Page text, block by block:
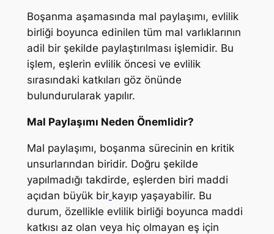
Boşanma aşamasında mal paylaşımı, evlilik
birliği boyunca edinilen tüm mal varlıklarının
adil bir şekilde paylaştırılması işlemidir. Bu
işlem, eşlerin evlilik öncesi ve evlilik
sırasındaki katkıları göz önünde
bulundurularak yapılır.
Mal Paylaşımı Neden Önemlidir?
Mal paylaşımı, boşanma sürecinin en kritik
unsurlarından biridir. Doğru şekilde
yapılmadığı takdirde, eşlerden biri maddi
açıdan büyük bir kayıp yaşayabilir. Bu
durum, özellikle evlilik birliği boyunca maddi
katkısı az olan veya hiç olmayan eş için